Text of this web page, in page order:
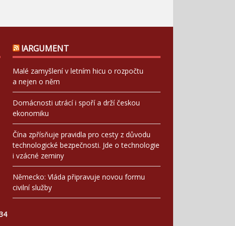
!ARGUMENT
Malé zamyšlení v letním hicu o rozpočtu
a nejen o něm
Domácnosti utrácí i spoří a drží českou
ekonomiku
Čína zpřísňuje pravidla pro cesty z důvodu
technologické bezpečnosti. Jde o technologie
i vzácné zeminy
Německo: Vláda připravuje novou formu
civilní služby